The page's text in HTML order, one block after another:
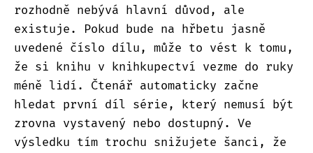
rozhodně nebývá hlavní důvod, ale
existuje. Pokud bude na hřbetu jasně
uvedené číslo dílu, může to vést k tomu,
že si knihu v knihkupectví vezme do ruky
méně lidí. Čtenář automaticky začne
hledat první díl série, který nemusí být
zrovna vystavený nebo dostupný. Ve
výsledku tím trochu snižujete šanci, že